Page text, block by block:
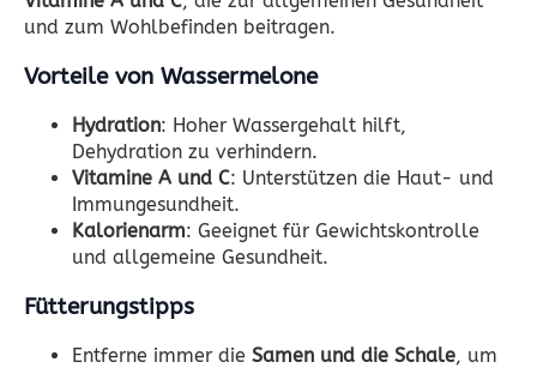
und zum Wohlbefinden beitragen.
Vorteile von Wassermelone
Hydration: Hoher Wassergehalt hilft,
Dehydration zu verhindern.
Vitamine A und C: Unterstützen die Haut- und
Immungesundheit.
Kalorienarm: Geeignet für Gewichtskontrolle
und allgemeine Gesundheit.
Fütterungstipps
Entferne immer die Samen und die Schale, um